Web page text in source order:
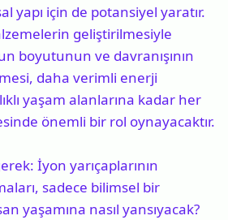
yapı için de potansiyel yaratır.
geliştirilmesiyle
boyutunun ve davranışının
daha verimli enerji
yaşam alanlarına kadar her
önemli bir rol oynayacaktır.
İyon yarıçaplarının
sadece bilimsel bir
yaşamına nasıl yansıyacak?